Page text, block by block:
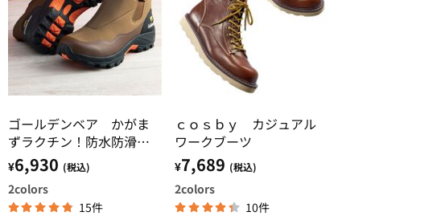
ゴールデンベア かがま
ずラクチン！防水防滑シ
ョートブーツ
¥6,930 (税込)
2colors
15件
ｃｏｓｂｙ カジュアル
ワークブーツ
¥7,689 (税込)
2colors
10件